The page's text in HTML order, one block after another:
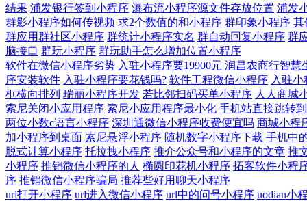
结果 浦发银行签到小程序 瀑布流小程序源文件存放位置 浦发
群影小程序如何传视频 求2个数值的和小程序 群印象小程序 其
群应用群社区小程序 群统计小程序实名 群自动回复小程序 群
脑接口 群玩小程序 群玩助手怎么增加位置小程序
软件在微信小程序劣势 入驻小程序要19900元 润昌农商行智慧
序安装软件 入驻小程序要花钱吗? 软件工程微信小程序 入驻
框横向排列 瑞丽小程序开发 若比邻扫码买单小程序 人人商城
索尼关闭小应用程序 索尼小应用程序最小化 手机站直接跳转
两位小数c语言小程序 深圳通微信小程序收费便宜吗 商城小程
加小程序到桌面 索尼悬浮小程序 随机数字小程序下载 手机中
脱式计算小程序 托拉拽小程序 推介公众号和小程序的文章 推
小程序 推销微信小程序的人 椭圆印花机小程序 拓客软件小程
序 推销微信小程序骗局 推荐些好用聊天小程序
url打开小程序 url进入微信小程序 url中的问号小程序 uodian小